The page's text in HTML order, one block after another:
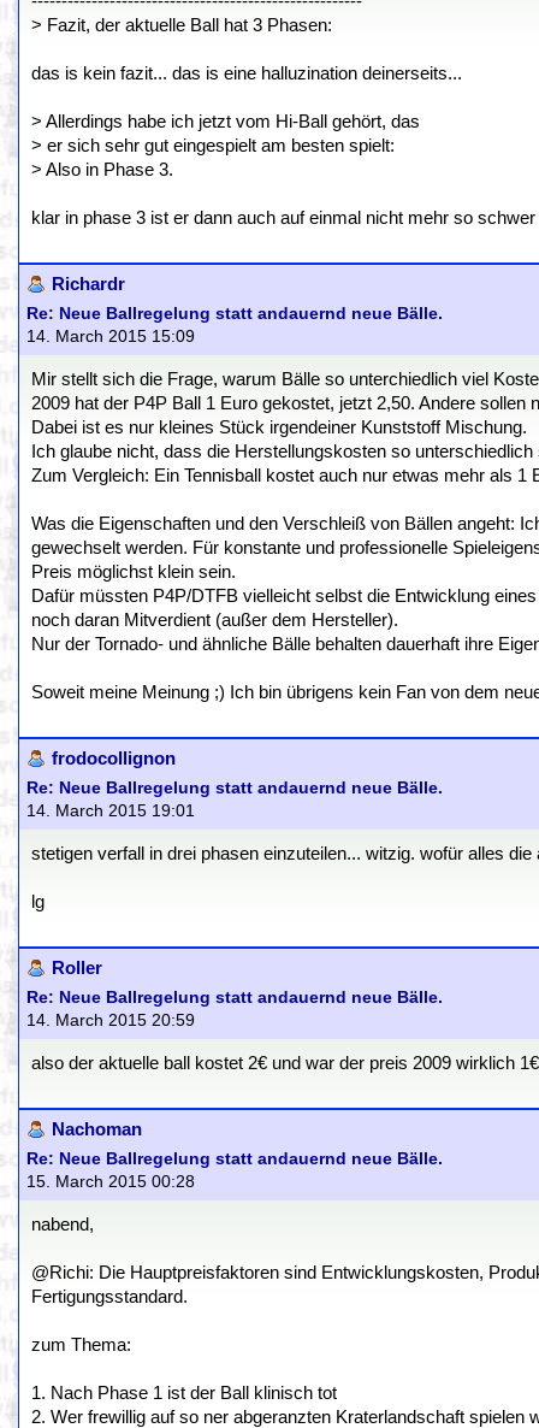
> Fazit, der aktuelle Ball hat 3 Phasen:
das is kein fazit... das is eine halluzination deinerseits...
> Allerdings habe ich jetzt vom Hi-Ball gehört, das
> er sich sehr gut eingespielt am besten spielt:
> Also in Phase 3.
klar in phase 3 ist er dann auch auf einmal nicht mehr so schwer
Richardr
Re: Neue Ballregelung statt andauernd neue Bälle.
14. March 2015 15:09
Mir stellt sich die Frage, warum Bälle so unterchiedlich viel
2009 hat der P4P Ball 1 Euro gekostet, jetzt 2,50. Andere sollen
Dabei ist es nur kleines Stück irgendeiner Kunststoff Mischung.
Ich glaube nicht, dass die Herstellungskosten so
Zum Vergleich: Ein Tennisball kostet auch nur etwas mehr als 1
Was die Eigenschaften und den Verschleiß von Bällen angeht:
gewechselt werden. Für konstante und professionelle
Preis möglichst klein sein.
Dafür müssten P4P/DTFB vielleicht selbst die Entwicklung
noch daran Mitverdient (außer dem Hersteller).
Nur der Tornado- und ähnliche Bälle behalten dauerhaft ihre
Soweit meine Meinung ;) Ich bin übrigens kein Fan von dem
frodocollignon
Re: Neue Ballregelung statt andauernd neue Bälle.
14. March 2015 19:01
stetigen verfall in drei phasen einzuteilen... witzig. wofür alles
lg
Roller
Re: Neue Ballregelung statt andauernd neue Bälle.
14. March 2015 20:59
also der aktuelle ball kostet 2€ und war der preis 2009 wirklich
Nachoman
Re: Neue Ballregelung statt andauernd neue Bälle.
15. March 2015 00:28
nabend,
@Richi: Die Hauptpreisfaktoren sind Entwicklungskosten,
Fertigungsstandard.
zum Thema:
1. Nach Phase 1 ist der Ball klinisch tot
2. Wer frewillig auf so ner abgeranzten Kraterlandschaft